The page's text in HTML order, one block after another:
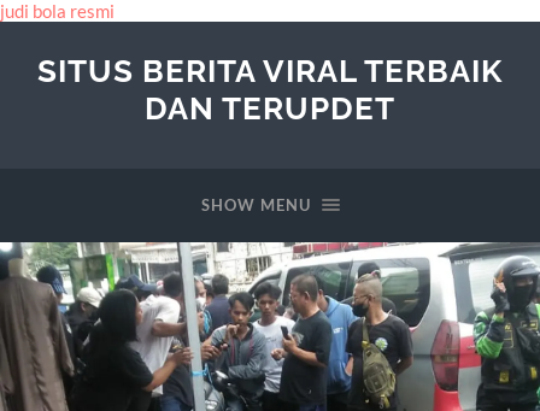
judi bola resmi
SITUS BERITA VIRAL TERBAIK
DAN TERUPDET
SHOW MENU